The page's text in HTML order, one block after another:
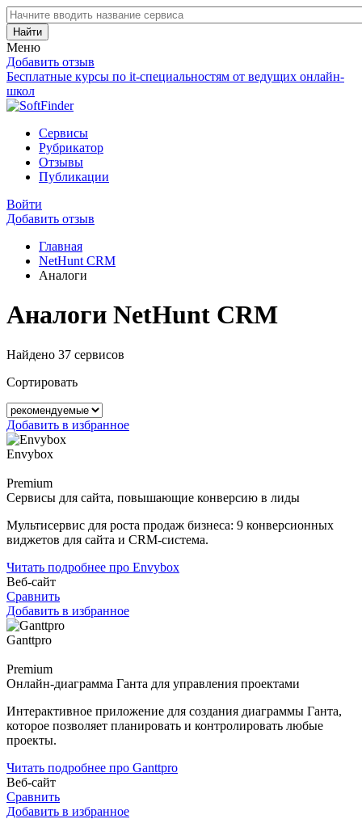
Найти
Меню
Добавить отзыв
Бесплатные курсы по it-специальностям от ведущих онлайн-
школ
Сервисы
Рубрикатор
Отзывы
Публикации
Войти
Добавить отзыв
Главная
NetHunt CRM
Аналоги
Аналоги NetHunt CRM
Найдено 37 сервисов
Сортировать
Добавить в избранное
Envybox
Premium
Сервисы для сайта, повышающие конверсию в лиды
Мультисервис для роста продаж бизнеса: 9 конверсионных
виджетов для сайта и CRM-система.
Читать подробнее про Envybox
Веб-сайт
Сравнить
Добавить в избранное
Ganttpro
Premium
Онлайн-диаграмма Ганта для управления проектами
Интерактивное приложение для создания диаграммы Ганта,
которое позволяет планировать и контролировать любые
проекты.
Читать подробнее про Ganttpro
Веб-сайт
Сравнить
Добавить в избранное